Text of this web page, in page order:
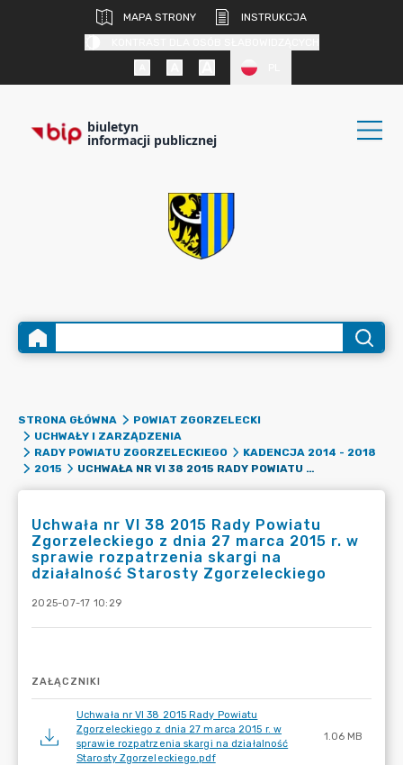
MAPA STRONY
INSTRUKCJA
biuletyn
informacji publicznej
STRONA GŁÓWNA
POWIAT ZGORZELECKI
UCHWAŁY I ZARZĄDZENIA
RADY POWIATU ZGORZELECKIEGO
KADENCJA 2014 - 2018
2015
UCHWAŁA NR VI 38 2015 RADY POWIATU ZGORZELECKIEGO Z DNIA 27 MARCA 2015 R. W SPRAWIE ROZPATRZENIA SKARGI NA DZIAŁALNOŚĆ STAROSTY ZGORZELECKIEGO
Uchwała nr VI 38 2015 Rady Powiatu
Zgorzeleckiego z dnia 27 marca 2015 r. w
sprawie rozpatrzenia skargi na
działalność Starosty Zgorzeleckiego
2025-07-17 10:29
ZAŁĄCZNIKI
Uchwała nr VI 38 2015 Rady Powiatu
Zgorzeleckiego z dnia 27 marca 2015 r. w
sprawie rozpatrzenia skargi na działalność
Starosty Zgorzeleckiego.pdf
1.06 MB